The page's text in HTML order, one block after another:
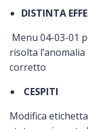
DISTINTA
Menu 04-03-01
risolta
corretto
CESPITI
Modifica